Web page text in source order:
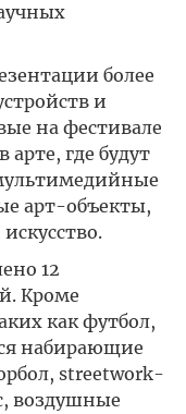
более
и
на фестивале
арте, где будут
арт-объекты,
12
Кроме
как футбол,
набирающие
streetwork-
воздушные